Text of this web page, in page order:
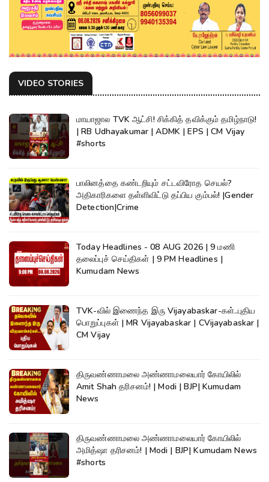
VIDEO STORIES
மாயாஜால TVK ஆட்சி! சிக்கித் தவிக்கும் தமிழ்நாடு!
| RB Udhayakumar | ADMK | EPS | CM Vijay
#shorts
பாலினத்தை கண்டறியும் சட்டவிரோத செயல்?
அதிகாரிகளை தள்ளிவிட்டு தப்பிய கும்பல்! |Gender
Detection|Crime
Today Headlines - 08 AUG 2026 | 9 மணி
தலைப்புச் செய்திகள் | 9 PM Headlines |
Kumudam News
TVK-வில் இணைந்த இரு Vijayabaskar-கள்..புதிய
பொறுப்புகள் | MR Vijayabaskar | CVijayabaskar |
CM Vijay
திருவண்ணாமலை அண்ணாமலையார் கோயிலில்
Amit Shah தரிசனம்! | Modi | BJP| Kumudam
News
திருவண்ணாமலை அண்ணாமலையார் கோயிலில்
அமித்ஷா தரிசனம்! | Modi | BJP| Kumudam News
#shorts